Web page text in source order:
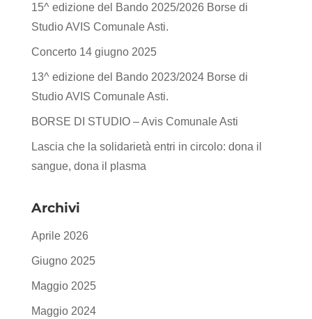
15^ edizione del Bando 2025/2026 Borse di
Studio AVIS Comunale Asti.
Concerto 14 giugno 2025
13^ edizione del Bando 2023/2024 Borse di
Studio AVIS Comunale Asti.
BORSE DI STUDIO – Avis Comunale Asti
Lascia che la solidarietà entri in circolo: dona il
sangue, dona il plasma
Archivi
Aprile 2026
Giugno 2025
Maggio 2025
Maggio 2024